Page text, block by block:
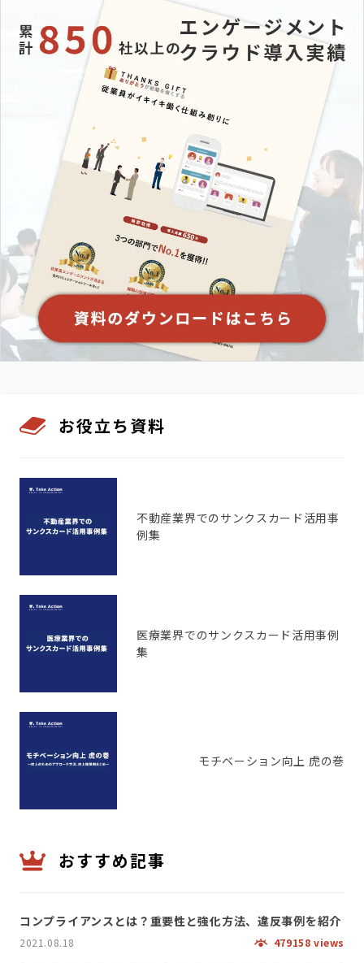
お役立ち資料
不動産業界でのサンクスカード活用事
例集
医療業界でのサンクスカード活用事例
集
モチベーション向上 虎の巻
おすすめ記事
コンプライアンスとは？重要性と強化方法、違反事例を紹介
2021.08.18 479158 views